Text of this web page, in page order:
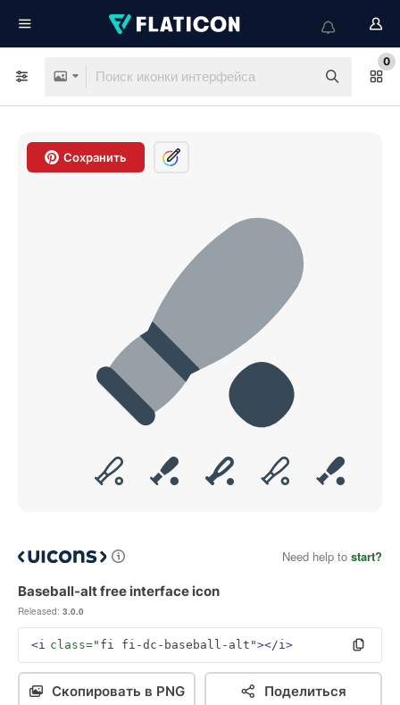
0
Сохранить
Need help to start?
Baseball-alt free interface icon
Released: 3.0.0
<i class="fi fi-dc-baseball-alt"></i>
Скопировать в PNG Поделиться